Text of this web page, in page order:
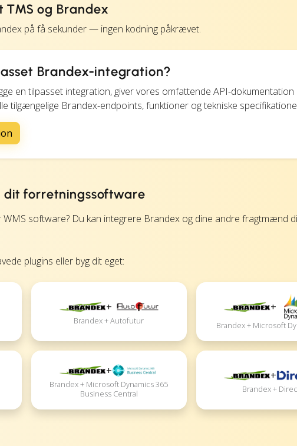
og Brandex
på få sekunder — ingen kodning påkrævet.
Brandex-integration?
en tilpasset integration, giver vores omfattende API-dokumentation
tilgængelige Brandex-endpoints, funktioner og tekniske
forretningssoftware
WMS software? Du kan integrere Brandex og dine andre fragtmænd
plugins eller byg dit eget:
+
Brandex + Autofutur
+
Brandex + Microsoft
+
Brandex + Microsoft Dynamics 365
Business Central
+
Brandex +